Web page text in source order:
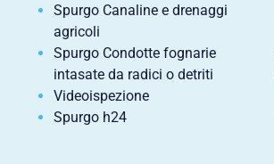
Spurgo Canaline e drenaggi
agricoli
Spurgo Condotte fognarie
intasate da radici o detriti
Videoispezione
Spurgo h24